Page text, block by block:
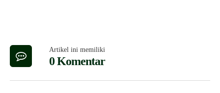
Artikel ini memiliki
0 Komentar